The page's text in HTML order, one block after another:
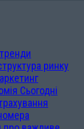
ринку
Сьогодні